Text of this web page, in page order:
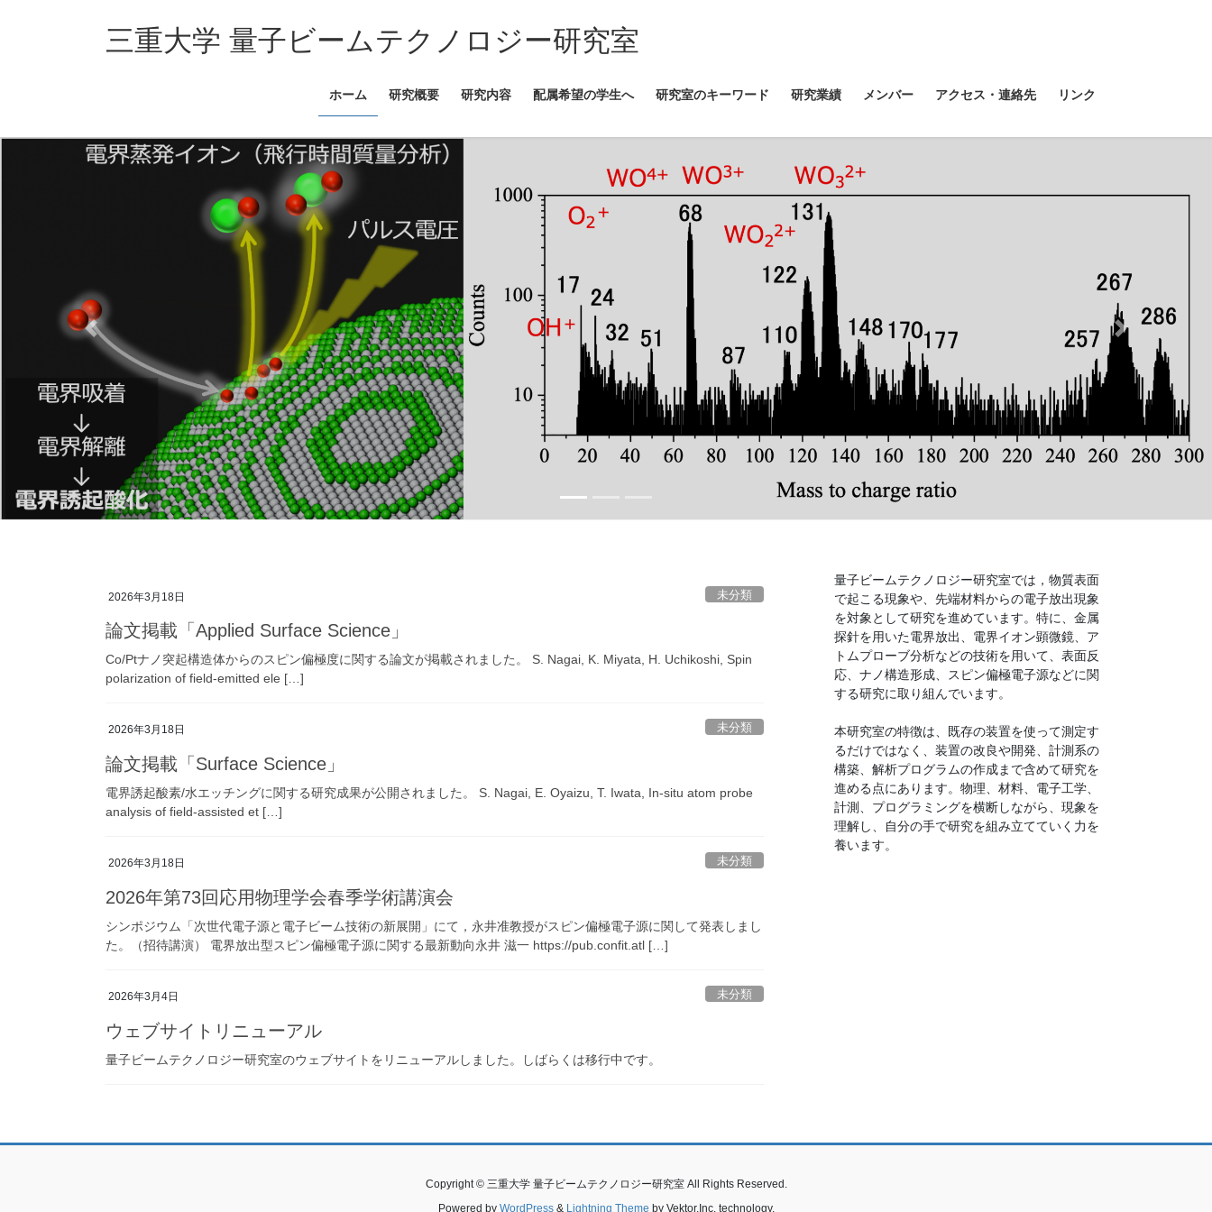
ス
ン
三重大学 量子ビームテクノロジー研究室
ホーム 研究概要 研究内容 配属希望の学生へ 研究室のキーワード 研究業績 メンバー アクセス・連絡先 リンク
Previous Next
2026年3月18日 未分類
論文掲載「Applied Surface Science」
Co/Ptナノ突起構造体からのスピン偏極度に関する論文が掲載されました。 S. Nagai, K. Miyata, H. Uchikoshi, Spin
polarization of field-emitted ele […]
2026年3月18日 未分類
論文掲載「Surface Science」
電界誘起酸素/水エッチングに関する研究成果が公開されました。 S. Nagai, E. Oyaizu, T. Iwata, In-situ atom probe
analysis of field-assisted et […]
2026年3月18日 未分類
2026年第73回応用物理学会春季学術講演会
シンポジウム「次世代電子源と電子ビーム技術の新展開」にて，永井准教授がスピン偏極電子源に関して発表しまし
た。（招待講演） 電界放出型スピン偏極電子源に関する最新動向永井 滋一 https://pub.confit.atl […]
2026年3月4日 未分類
ウェブサイトリニューアル
量子ビームテクノロジー研究室のウェブサイトをリニューアルしました。しばらくは移行中です。
量子ビームテクノロジー研究室では，物質表面
で起こる現象や、先端材料からの電子放出現象
を対象として研究を進めています。特に、金属
探針を用いた電界放出、電界イオン顕微鏡、ア
トムプローブ分析などの技術を用いて、表面反
応、ナノ構造形成、スピン偏極電子源などに関
する研究に取り組んでいます。
本研究室の特徴は、既存の装置を使って測定す
るだけではなく、装置の改良や開発、計測系の
構築、解析プログラムの作成まで含めて研究を
進める点にあります。物理、材料、電子工学、
計測、プログラミングを横断しながら、現象を
理解し、自分の手で研究を組み立てていく力を
養います。
Copyright © 三重大学 量子ビームテクノロジー研究室 All Rights Reserved.
Powered by WordPress& Lightning Theme by Vektor,Inc. technology.